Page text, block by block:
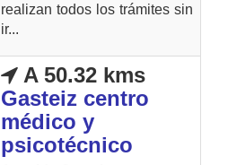
realizan todos los trámites sin
ir...
A 50.32 kms
Gasteiz centro
médico y
psicotécnico